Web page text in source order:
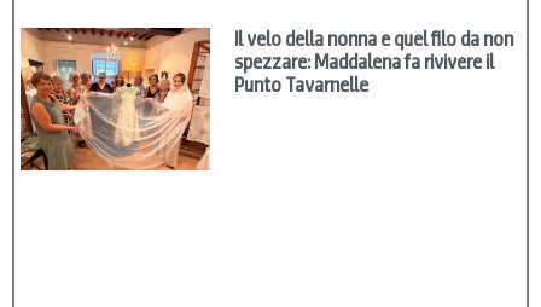
Il velo della nonna e quel filo da non
spezzare: Maddalena fa rivivere il
Punto Tavarnelle